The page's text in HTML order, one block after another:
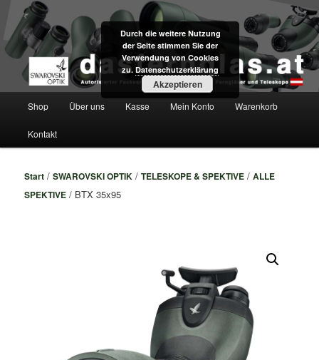
primären
Inhalt
springendasfernglas.at
Fachversand für Swarovski Optik Ferngläser und Teleskope direkt aus Tirol
Shop Über uns Kasse Mein Konto Warenkorb
Kontakt
Start /SWAROVSKI OPTIK /TELESKOPE & SPEKTIVE /ALLE
SPEKTIVE / BTX 35x95
Durch die weitere Nutzung
der Seite stimmen Sie der
Verwendung von Cookies
zu. Datenschutzerklärung
Akzeptieren